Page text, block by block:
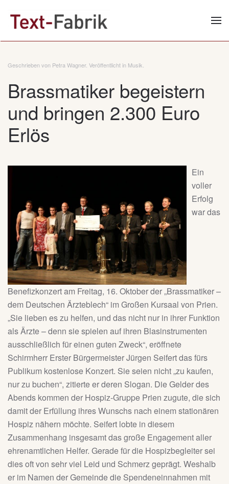
Zum Hauptinhalt springen
Geschrieben von Petra Wagner. Veröffentlicht in Musik
Brassmatiker begeistern
und bringen 2.300 Euro
Erlös
Ein
voller
Erfolg
war das
Benefizkonzert am Freitag, 16. Oktober der „Brassmatiker –
dem Deutschen Ärzteblech“ im Großen Kursaal von Prien.
„Sie lieben es zu helfen, und das nicht nur in ihrer Funktion
als Ärzte – denn sie spielen auf ihren Blasinstrumenten
ausschließlich für einen guten Zweck“, eröffnete
Schirmherr Erster Bürgermeister Jürgen Seifert das fürs
Publikum kostenlose Konzert. Sie seien nicht „zu kaufen,
nur zu buchen“, zitierte er deren Slogan. Die Gelder des
Abends kommen der Hospiz-Gruppe Prien zugute, die sich
damit der Erfüllung ihres Wunschs nach einem stationären
Hospiz nähern möchte. Seifert lobte in diesem
Zusammenhang insgesamt das große Engagement aller
ehrenamtlichen Helfer. Gerade für die Hospizbegleiter sei
dies oft von sehr viel Leid und Schmerz geprägt. Weshalb
er im Namen der Gemeinde die Spendeneinnahmen mit